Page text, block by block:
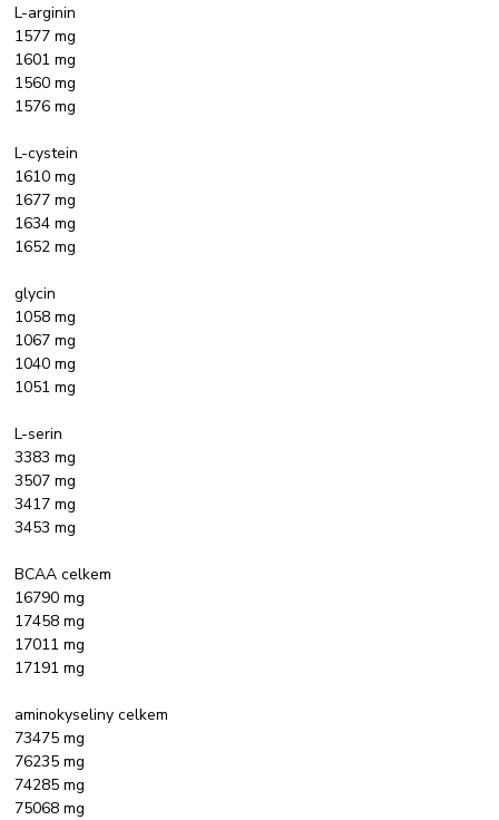
L-arginin
1577 mg
1601 mg
1560 mg
1576 mg
L-cystein
1610 mg
1677 mg
1634 mg
1652 mg
glycin
1058 mg
1067 mg
1040 mg
1051 mg
L-serin
3383 mg
3507 mg
3417 mg
3453 mg
BCAA celkem
16790 mg
17458 mg
17011 mg
17191 mg
aminokyseliny celkem
73475 mg
76235 mg
74285 mg
75068 mg